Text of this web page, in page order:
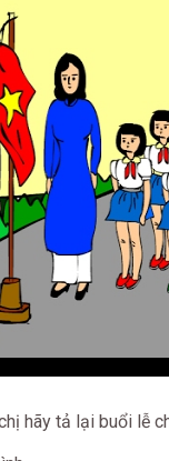
hãy tả lại buổi lễ